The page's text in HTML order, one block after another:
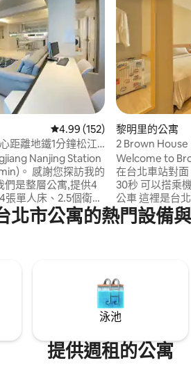
（滿分 5 分）從 152 則評價中獲得 4.99 的
4.99 (152)
距離地鐵1分鐘松江
Nanjing Station
。 感謝您探訪我的
們是整層公寓,提供4
單人床、2.5個衛浴
方米,另外提供24小
空氣是新鮮過濾換氣,
的。 2.我們用心: 印
探索TAIPEI各觀光景
折頁,讓住客各取所需
北觀光各處景點介
於室內的清潔,貼身寢
清洗殺菌衛生可靠,地
黎明里的公寓
2 Brown House
Taipei main
Welcome to
在台北車站對
30秒 可以搭乘
公車 這裡是台
方 --- 有24小時管理員的電梯大樓，定期通
過消防檢查，重
換毛巾 (免費) 🔅 洗衣機及烘衣機 (付費)
【房間設備】
浴室 🔅 私人冰
巾浴巾、洗髮
在地生活 --- 從台北車站出發 【西門町】3
分鐘 【中正紀念堂】4分鐘 【寧夏夜市】8
北市公寓的熱門設備
泳池
提供週租的公寓